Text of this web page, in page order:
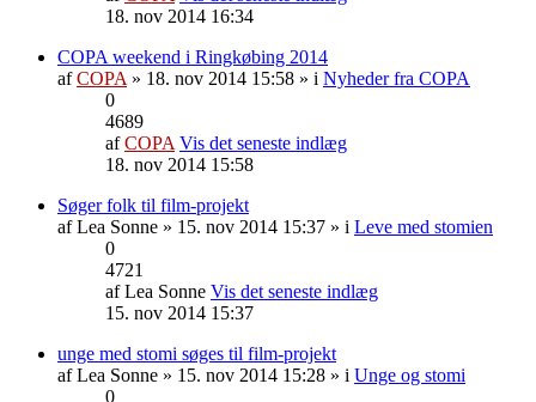
18. nov 2014 16:34
COPA weekend i Ringkøbing 2014
afCOPA » 18. nov 2014 15:58 » i Nyheder fra COPA
0
4689
afCOPA Vis det seneste indlæg
18. nov 2014 15:58
Søger folk til film-projekt
afLea Sonne » 15. nov 2014 15:37 » i Leve med stomien
0
4721
afLea Sonne Vis det seneste indlæg
15. nov 2014 15:37
unge med stomi søges til film-projekt
afLea Sonne » 15. nov 2014 15:28 » i Unge og stomi
0